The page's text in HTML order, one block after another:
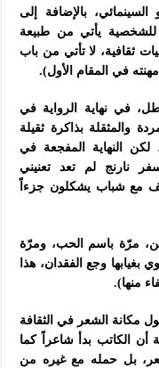
بالإضافة إلى
للشخصية يأتي من طبيعة
ثقافية، لا تأتي من باب
في المقام الأول).
في نهاية الرواية في
والمثقلة بذاكرة ثقيلة
لكن النهاية المفجعة في
نارنج لم تعد تعنيني
مع شباب يشكلون جزءاً
مرّة باسم الحب، ومرّة
وجع الفقدان، هذا
منها).
مكانة الشعر في الثقافة
أن الكاتب بدأ شاعراً كما
بل حمله مع غيره من